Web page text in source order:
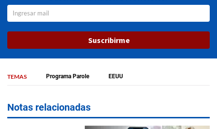
Suscribirme
TEMAS Programa Parole EEUU
Notas relacionadas